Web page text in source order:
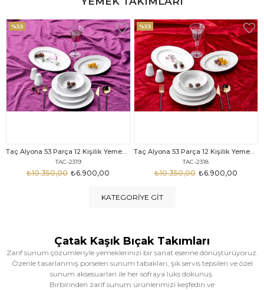
Taç Alyona 53 Parça 12 Kişilik Yemek Takımı Gold
TAC-2318
₺6.900,00
₺10.350,00
%33
Taç Eliza Alyona 53 Parça 12 Kişilik Yemek Takımı Platin
TAC-2316
₺9.499,00
₺12.669,00
%25
KATEGORIYE GIT
Çatak Kaşık Bıçak Takımları
Zarif sunum çözümleriyle yemeklerinizi bir sanat eserine dönüştürüyoruz.
Özenle tasarlanmış porselen sunum tabakları, şık servis tepsileri ve özel
sunum aksesuarları ile her sofraya lüks dokunuş.
Birbirinden zarif sunum ürünlerimizi keşfedin ve